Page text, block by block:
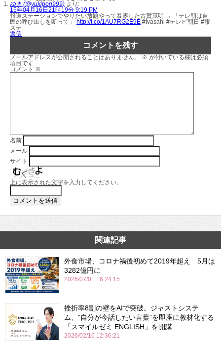
ゆき (@yukipon999) より:
15年04月16日21時19分 9:19 PM
報道ステーションでやりたい放題やって暴露した古賀茂明 → 「テレ朝は自
民の呼び出しを断って」 http://t.co/1AU7RG2E9E #tvasahi #テレビ朝日 #報
ステ
返信
コメントを残す
メールアドレスが公開されることはありません。 ※ が付いている欄は必須
項目です
コメント ※
名前
メール
サイト
上に表示された文字を入力してください。
関連記事
外食市場、コロナ禍後初めて2019年超え 5月は
3282億円に
2026/07/01 16:24:15
挫折率8割の壁をAIで突破。ジャストシステ
ム、”自分が今話したい言葉”を即座に教材化する
「スマイルゼミ ENGLISH」を開講
2026/02/16 12:36:21